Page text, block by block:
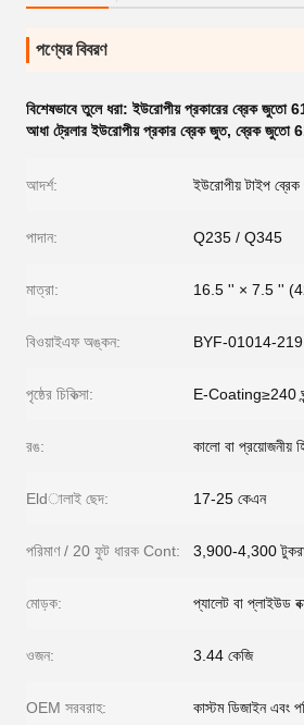
পণ্যের বিবরণ
বিশেষভাবে তুলে ধরা:ইউরোপীয় প্রকারের ব্রেক জুতো
আধা ট্রেলার ইউরোপীয় প্রকার ব্রেক জুত, ব্রেক জুতো
আদর্শ: ইউরোপীয় টাইপ
পাদান: Q235 / Q345
মাত্রা: 16.5 '' × 7.5 ''
বিওয়াইএফ অঙ্কন: BYF-01014-219
পৃষ্ঠের চিকিত্সা: E-Coating≥240
রঙ: কালো বা প্রয়োজনীয়
Eldালাই ছেদ: 17-25 কেএন
পরিমাণ / 20 ফুট ধারক Cont: 3,900-4,300
মোড়ক: প্যালেট বা প্লাইউড
ওজন: 3.44 কেজি
OEM সরবরাহ: কাস্টম ডিজাইন এবং